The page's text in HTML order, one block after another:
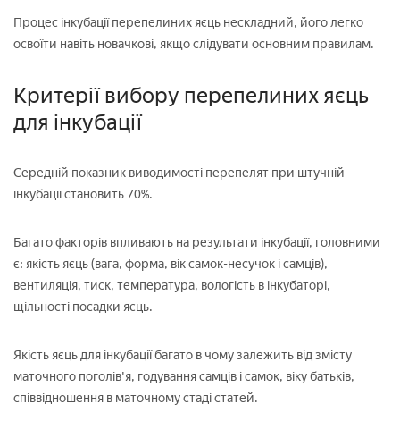
Процес інкубації перепелиних яєць нескладний, його легко
освоїти навіть новачкові, якщо слідувати основним правилам.
Критерії вибору перепелиних яєць
для інкубації
Середній показник виводимості перепелят при штучній
інкубації становить 70%.
Багато факторів впливають на результати інкубації, головними
є: якість яєць (вага, форма, вік самок-несучок і самців),
вентиляція, тиск, температура, вологість в інкубаторі,
щільності посадки яєць.
Якість яєць для інкубації багато в чому залежить від змісту
маточного поголів'я, годування самців і самок, віку батьків,
співвідношення в маточному стаді статей.